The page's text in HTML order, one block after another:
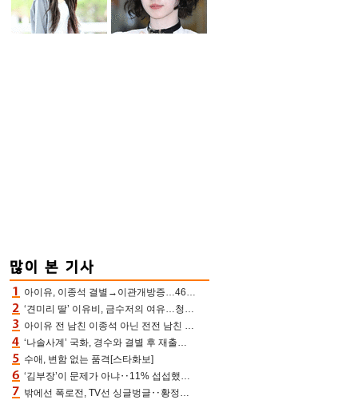
아이유, 이종석 결별→이관개방증…46장 꽉 채운 유애나 ♥ “열심히 사는 중”
‘견미리 딸’ 이유비, 금수저의 여유…청순 미모에 반전 슬림 라인
아이유 전 남친 이종석 아닌 전전 남친 장기하 소환 ‘별일 없이 산다’ 선곡…46장에 꾹 눌러 담은 근황
‘나솔사계’ 국화, 경수와 결별 후 재출연…첫인상 3표 몰표
수애, 변함 없는 품격[스타화보]
‘김부장’이 문제가 아냐‥11% 섭섭했던 ‘재벌X형사2’ 돈·빽 총동원해 컴백 [TV보고서]
밖에선 폭로전, TV선 싱글벙글‥황정민 ‘틈만 나면’ 출연, 피로감은 시청자 몫